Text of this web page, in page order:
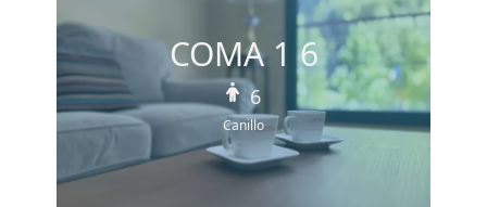
COMA 1 6
6
Canillo